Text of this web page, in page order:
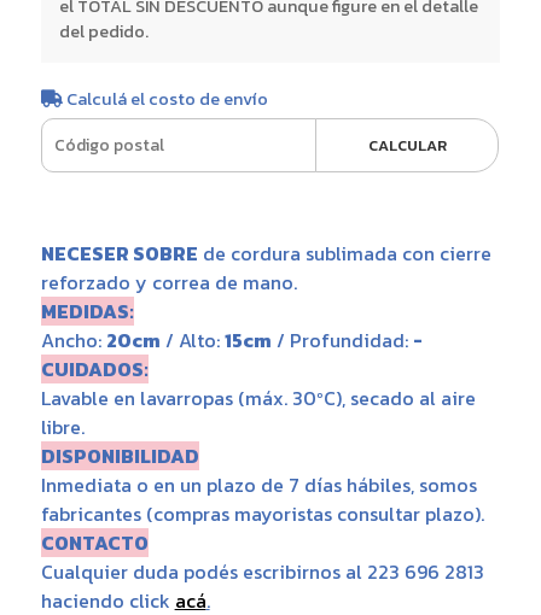
el TOTAL SIN DESCUENTO aunque figure en el detalle
del pedido.
Calculá el costo de envío
CALCULAR
NECESER SOBRE de cordura sublimada con cierre
reforzado y correa de mano.
MEDIDAS:
Ancho: 20cm / Alto:15cm / Profundidad: -
CUIDADOS:
Lavable en lavarropas (máx. 30ºC), secado al aire
libre.
DISPONIBILIDAD
Inmediata o en un plazo de 7 días hábiles, somos
fabricantes (compras mayoristas consultar plazo).
CONTACTO
Cualquier duda podés escribirnos al 223 696 2813
haciendo click acá.